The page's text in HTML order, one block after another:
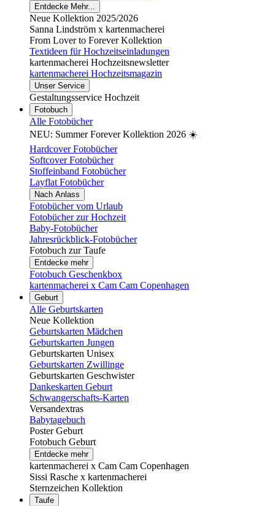
Entdecke Mehr...
Neue Kollektion 2025/2026
Sanna Lindström x kartenmacherei
From Lover to Forever Kollektion
Textideen für Hochzeitseinladungen
kartenmacherei Hochzeitsnewsletter
kartenmacherei Hochzeitsmagazin
Unser Service
Gestaltungsservice Hochzeit
Fotobuch
Alle Fotobücher
NEU: Summer Forever Kollektion 2026 ☀️
Hardcover Fotobücher
Softcover Fotobücher
Stoffeinband Fotobücher
Layflat Fotobücher
Nach Anlass
Fotobücher vom Urlaub
Fotobücher zur Hochzeit
Baby-Fotobücher
Jahresrückblick-Fotobücher
Fotobuch zur Taufe
Entdecke mehr
Fotobuch Geschenkbox
kartenmacherei x Cam Cam Copenhagen
Geburt
Alle Geburtskarten
Neue Kollektion
Geburtskarten Mädchen
Geburtskarten Jungen
Geburtskarten Unisex
Geburtskarten Zwillinge
Geburtskarten Geschwister
Dankeskarten Geburt
Schwangerschafts-Karten
Versandextras
Babytagebuch
Poster Geburt
Fotobuch Geburt
Entdecke mehr
kartenmacherei x Cam Cam Copenhagen
Sissi Rasche x kartenmacherei
Sternzeichen Kollektion
Taufe